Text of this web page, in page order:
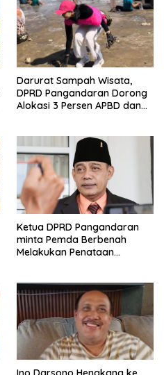
Darurat Sampah Wisata,
DPRD Pangandaran Dorong
Alokasi 3 Persen APBD dan
Ketua DPRD Pangandaran
minta Pemda Berbenah
Melakukan Penataan